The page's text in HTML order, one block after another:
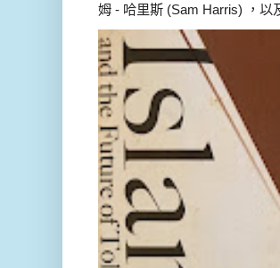
姆 - 哈里斯 (Sam Harris) ，以